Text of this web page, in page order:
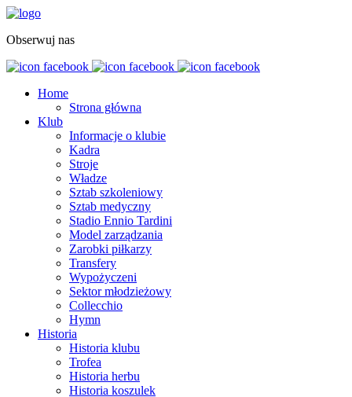
Obserwuj nas
Home
Strona główna
Klub
Informacje o klubie
Kadra
Stroje
Władze
Sztab szkoleniowy
Sztab medyczny
Stadio Ennio Tardini
Model zarządzania
Zarobki piłkarzy
Transfery
Wypożyczeni
Sektor młodzieżowy
Collecchio
Hymn
Historia
Historia klubu
Trofea
Historia herbu
Historia koszulek